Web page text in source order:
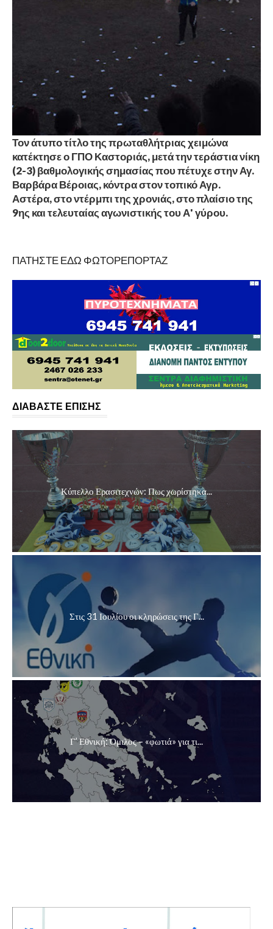
Τον άτυπο τίτλο της πρωταθλήτριας χειμώνα
κατέκτησε ο ΓΠΟ Καστοριάς, μετά την τεράστια νίκη
(2-3) βαθμολογικής σημασίας που πέτυχε στην Αγ.
Βαρβάρα Βέροιας, κόντρα στον τοπικό Αγρ.
Αστέρα, στο ντέρμπι της χρονιάς, στο πλαίσιο της
9ης και τελευταίας αγωνιστικής του Α' γύρου.
ΠΑΤΗΣΤΕ ΕΔΩ ΦΩΤΟΡΕΠΟΡΤΑΖ
ΔΙΑΒΑΣΤΕ ΕΠΙΣΗΣ
Κύπελλο Ερασιτεχνών: Πως χωρίστηκα...
Στις 31 Ιουλίου οι κληρώσεις της Γ...
Γ’ Εθνική: Όμιλος – «φωτιά» για τι...